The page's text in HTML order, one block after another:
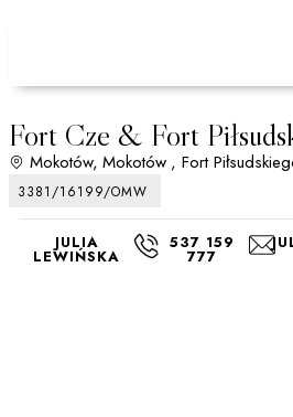
Fort Cze & Fort
Mokotów, Mokotów , Fort
3381/16199/OMW
JULIA
LEWIŃSKA
537 159
777